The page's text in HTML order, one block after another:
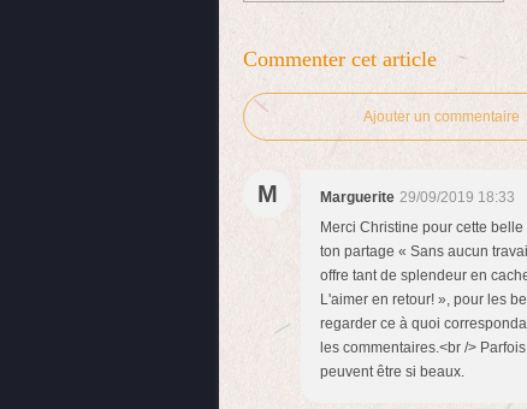
Commenter cet article
Ajouter un commentaire
M Marguerite 29/09/2019 18:33
Merci Christine pour cette
ton partage « Sans aucun
offre tant de splendeur en
L'aimer en retour! », pour les
regarder ce à quoi
les commentaires.<br />
peuvent être si beaux.